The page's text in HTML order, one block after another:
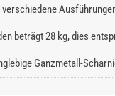
beträgt 28 kg, dies
Ganzmetall-